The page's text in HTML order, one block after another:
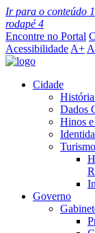
Ir para o conteúdo 1
rodapé4
Encontre no Portal
Acessibilidade A+
Cidade
Dados
Hinos
Turismo
Governo